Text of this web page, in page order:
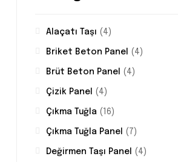
Alaçatı Taşı (4)
Briket Beton Panel (4)
Brüt Beton Panel (4)
Çizik Panel (4)
Çıkma Tuğla (16)
Çıkma Tuğla Panel (7)
Değirmen Taşı Panel (4)